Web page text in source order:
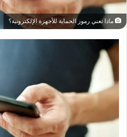
ماذا تعني رموز الحماية للأجهزة الإلكترونية؟